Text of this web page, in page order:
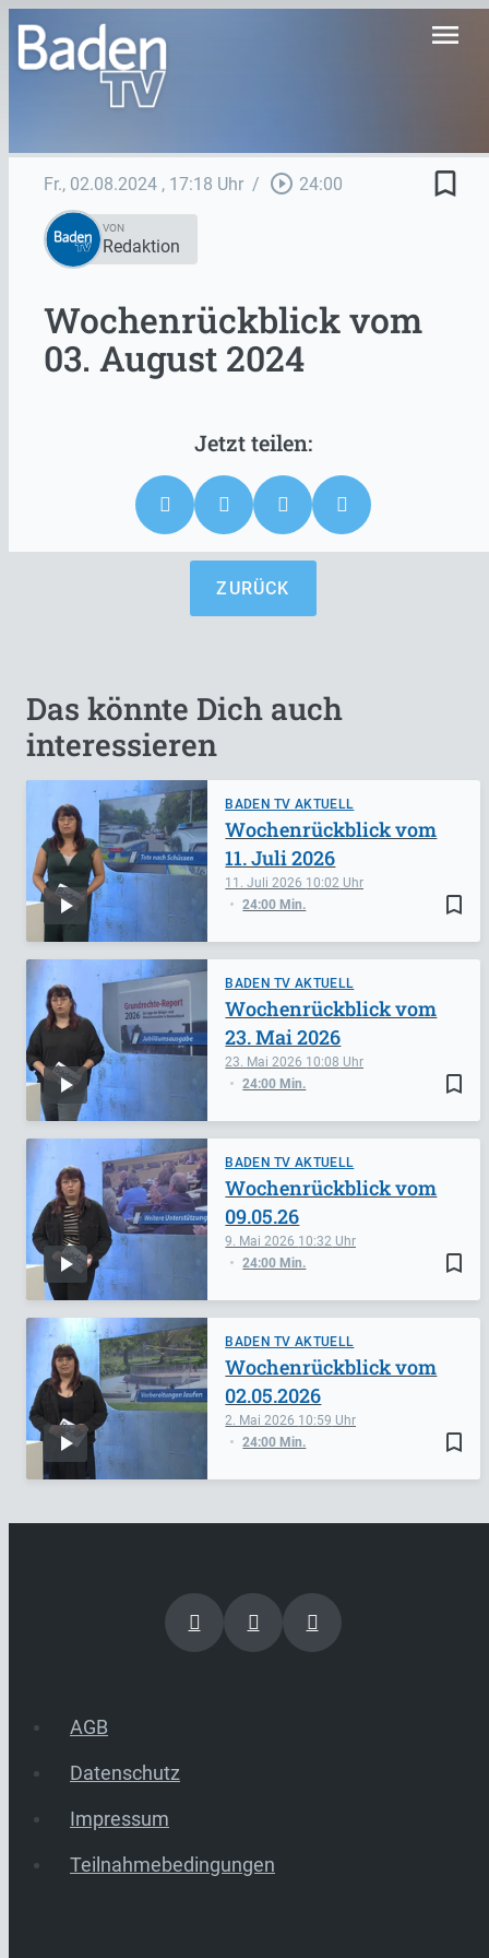
menu
Fr., 02.08.2024 , 17:18 Uhr / play_circle_outline 24:00 bookmark_border
VON
Redaktion
Wochenrückblick vom
03. August 2024
ZURÜCK
Das könnte Dich auch
interessieren
BADEN TV AKTUELL
bookmark_border
11. Juli 2026 10:02
24:00 Min.
Wochenrückblick vom
11. Juli 2026
BADEN TV AKTUELL
bookmark_border
23. Mai 2026 10:08
24:00 Min.
Wochenrückblick vom
23. Mai 2026
BADEN TV AKTUELL
bookmark_border
9. Mai 2026 10:32
24:00 Min.
Wochenrückblick vom
09.05.26
BADEN TV AKTUELL
bookmark_border
2. Mai 2026 10:59
24:00 Min.
Wochenrückblick vom
02.05.2026
AGB
Datenschutz
Impressum
Teilnahmebedingungen